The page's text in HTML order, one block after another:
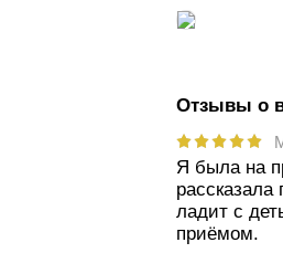
Отзывы о
Я была на
ладит с
приёмом.